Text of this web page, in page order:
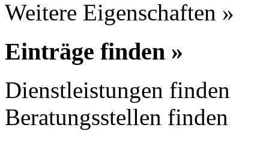
Weitere Eigenschaften »
Einträge finden »
Dienstleistungen finden
Beratungsstellen finden